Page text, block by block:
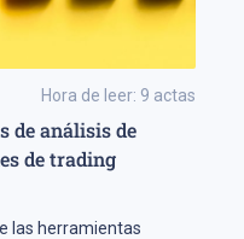
Hora de leer: 9 actas
de análisis de
de trading
las herramientas